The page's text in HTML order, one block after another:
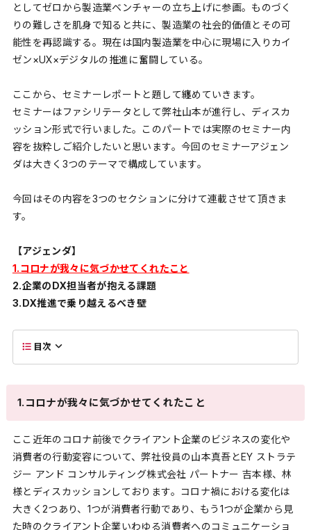
としてゼロから製造業ベンチャーの立ち上げに参画。ものづく
りの難しさを肌身で知ると共に、製造業の社会的価値とその可
能性を再認識する。現在は国内製造業を中心に現場に入りカイ
ゼン×UX×デジタルの推進に奮闘している。
ここから、セミナーレポートと題して纏めていきます。
セミナーはファシリテータとして弊社山本が進行し、ディスカ
ッション形式で行いました。このパートでは実際のセミナー内
容を抜粋しご紹介したいと思います。今回のセミナーアジェン
ダは大きく3つのテーマで構成しています。
今回はその内容を3つのセクションに分けて連載させて頂きま
す。
【アジェンダ】
1.コロナが我々に気づかせてくれたこと
2.企業のDX担当者が抱える課題
3.DX推進で乗り越えるべき壁
目次
1.コロナが我々に気づかせてくれたこと
ここ近年のコロナ前後でクライアント企業のビジネスの変化や
消費者の行動変容について、弊社役員の山本真吾とEY ストラテ
ジー アンド コンサルティング株式会社 パートナー 吉本様、林
様とディスカッションしております。コロナ禍における変化は
大きく2つあり、1つが消費者行動であり、もう1つが企業から見
た時のクライアント企業いわゆる消費者へのコミュニケーショ